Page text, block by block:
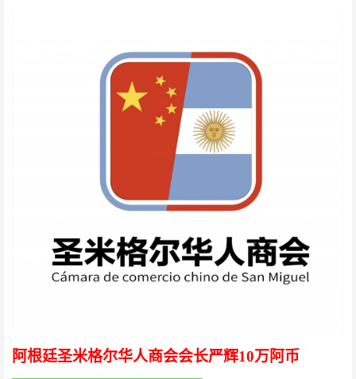
阿根廷圣米格尔华人商会会长严辉10万阿币